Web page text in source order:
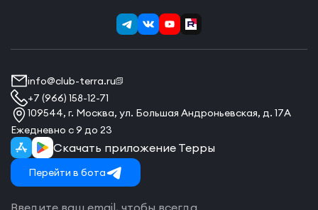
info@club-terra.ru
+7 (966) 158-12-71
109544, г. Москва, ул. Большая Андроньевская, д. 17А
Ежедневно с 9 до 23
Скачать приложение Терры
Перейти в бота
Введите ваш email, чтобы всегда